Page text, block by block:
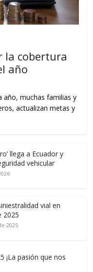
la cobertura
año
año, muchas familias y
actualizan metas y
llega a Ecuador y
vehicular
vial en
2025
2025
¡La pasión que nos